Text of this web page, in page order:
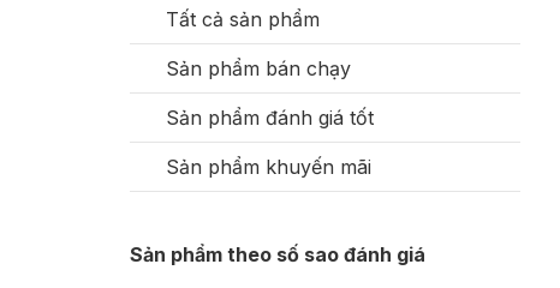
Tất cả sản phẩm
Sản phẩm bán chạy
Sản phẩm đánh giá tốt
Sản phẩm khuyến mãi
Sản phẩm theo số sao đánh giá